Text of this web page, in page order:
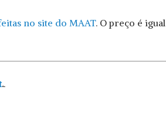
no site do MAAT. O preço é igual
..